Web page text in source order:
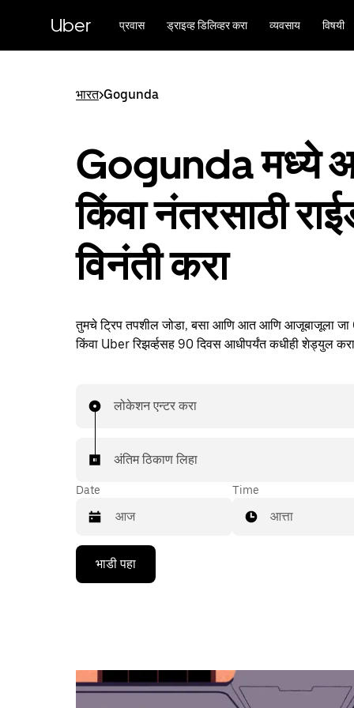
Uber प्रवास ड्राइव्ह डिलिव्हर करा व्यवसाय विषयी
भारत>Gogunda
Gogunda मध्ये
किंवा नंतरसाठी
विनंती करा
तुमचे ट्रिप तपशील जोडा, बसा आणि आत आणि आजूबाजूला
किंवा Uber रिझर्व्हसह 90 दिवस आधीपर्यंत कधीही शेड्युल
लोकेशन एन्टर करा
अंतिम ठिकाण लिहा
Date
Press
down
the
calendar
and
Time
आत्ता
भाडी पहा